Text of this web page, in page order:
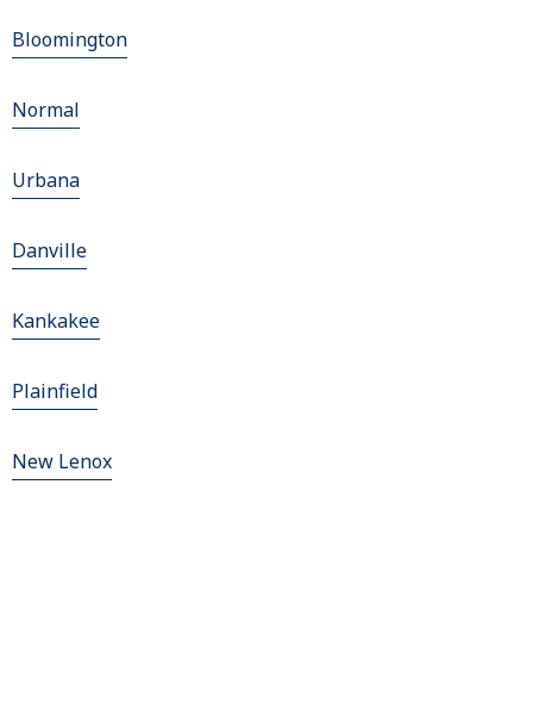
Bloomington
Normal
Urbana
Danville
Kankakee
Plainfield
New Lenox